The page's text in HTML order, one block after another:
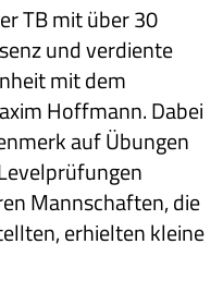
TB mit über 30
und verdiente
mit dem
Hoffmann. Dabei
auf Übungen
Mannschaften, die
erhielten kleine